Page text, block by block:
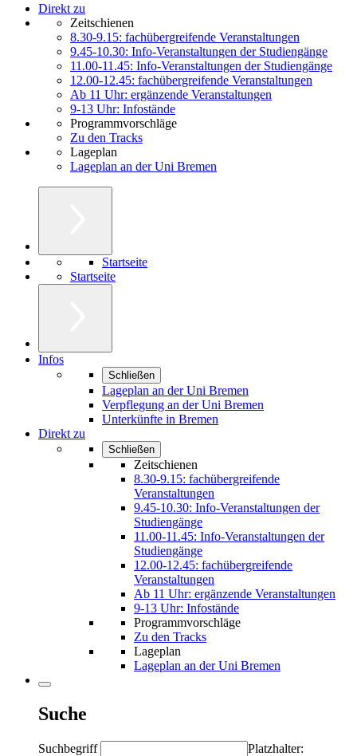
Direkt zu
Zeitschienen
8.30-9.15: fachübergreifende Veranstaltungen
9.45-10.30: Info-Veranstaltungen der Studiengänge
11.00-11.45: Info-Veranstaltungen der Studiengänge
12.00-12.45: fachübergreifende Veranstaltungen
Ab 11 Uhr: ergänzende Veranstaltungen
9-13 Uhr: Infostände
Programmvorschläge
Zu den Tracks
Lageplan
Lageplan an der Uni Bremen
Startseite
Startseite
Infos
Schließen
Lageplan an der Uni Bremen
Verpflegung an der Uni Bremen
Unterkünfte in Bremen
Direkt zu
Schließen
Zeitschienen
8.30-9.15: fachübergreifende
Veranstaltungen
9.45-10.30: Info-Veranstaltungen der
Studiengänge
11.00-11.45: Info-Veranstaltungen der
Studiengänge
12.00-12.45: fachübergreifende
Veranstaltungen
Ab 11 Uhr: ergänzende Veranstaltungen
9-13 Uhr: Infostände
Programmvorschläge
Zu den Tracks
Lageplan
Lageplan an der Uni Bremen
Suche
Suchbegriff
Platzhalter: